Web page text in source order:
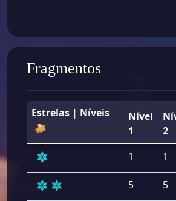
Fragmentos
Estrelas | Níveis
Nível
1
2
1
1
5 5